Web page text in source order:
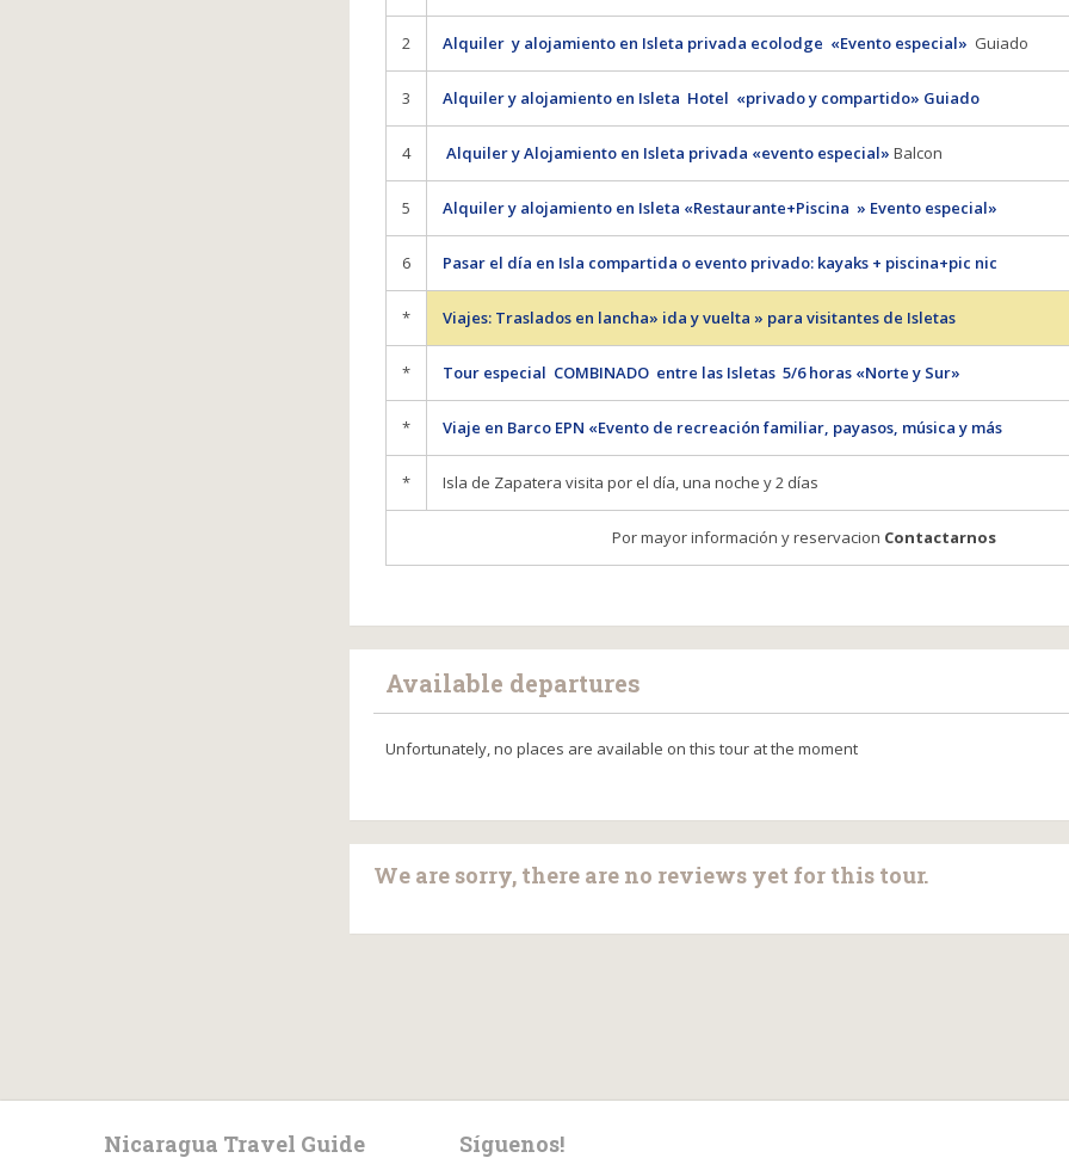
2 Alquiler y alojamiento en Isleta privada ecolodge «Evento especial» Guiado
3 Alquiler y alojamiento en Isleta Hotel «privado y compartido» Guiado
4 Alquiler y Alojamiento en Isleta privada «evento especial» Balcon
5 Alquiler y alojamiento en Isleta «Restaurante+Piscina » Evento especial»
6 Pasar el día en Isla compartida o evento privado: kayaks + piscina+pic nic
* Viajes: Traslados en lancha» ida y vuelta » para visitantes de Isletas
* Tour especial COMBINADO entre las Isletas 5/6 horas «Norte y Sur»
* Viaje en Barco EPN «Evento de recreación familiar, payasos, música y más
* Isla de Zapatera visita por el día, una noche y 2 días
Por mayor información y reservacion Contactarnos
Available departures
Unfortunately, no places are available on this tour at the moment
We are sorry, there are no reviews yet for this tour.
Nicaragua Travel Guide Síguenos!